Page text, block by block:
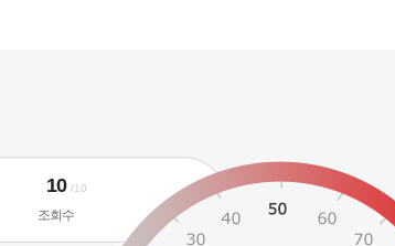
조회수
10 /10